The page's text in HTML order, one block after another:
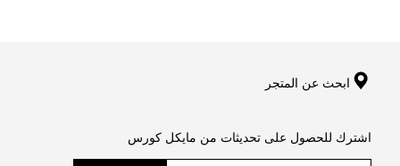
ابحث عن المتجر
اشترك للحصول على تحديثات من مايكل كورس